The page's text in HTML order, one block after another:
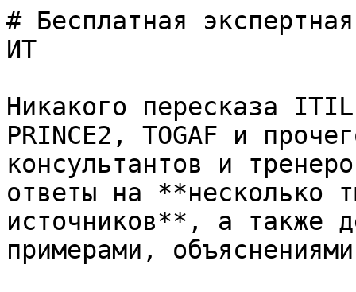
# Бесплатная
ИТ
Никакого пересказа
PRINCE2, TOGAF и
консультантов и
ответы на **несколько
источников**, а также
примерами,